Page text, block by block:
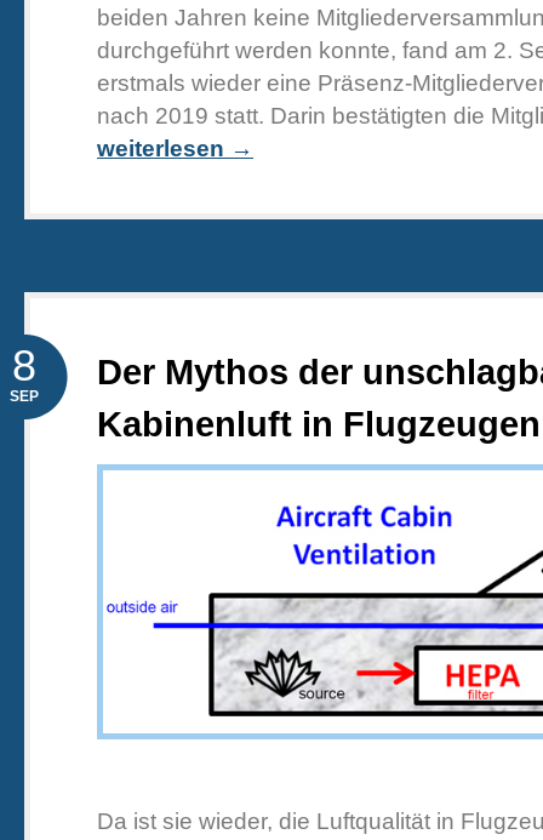
beiden Jahren keine
durchgeführt werden konnte, fand am 2.
erstmals wieder eine Präsenz-
nach 2019 statt. Darin bestätigten die
weiterlesen →
Der Mythos der
Kabinenluft in Flugzeugen
8
SEP
Da ist sie wieder, die Luftqualität in